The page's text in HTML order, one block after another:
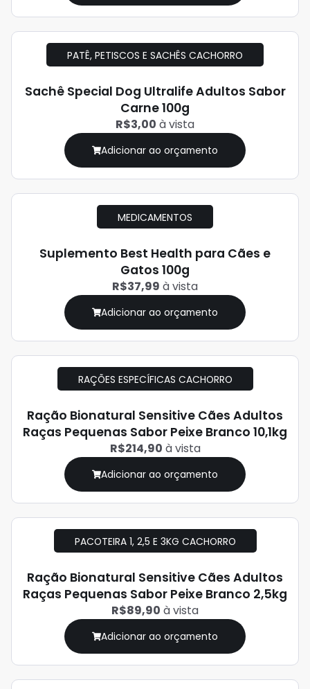
PATÊ, PETISCOS E SACHÊS CACHORRO
Sachê Special Dog Ultralife Adultos Sabor
Carne 100g
R$3,00 à vista
Adicionar ao orçamento
MEDICAMENTOS
Suplemento Best Health para Cães e
Gatos 100g
R$37,99 à vista
Adicionar ao orçamento
RAÇÕES ESPECÍFICAS CACHORRO
Ração Bionatural Sensitive Cães Adultos
Raças Pequenas Sabor Peixe Branco 10,1kg
R$214,90 à vista
Adicionar ao orçamento
PACOTEIRA 1, 2,5 E 3KG CACHORRO
Ração Bionatural Sensitive Cães Adultos
Raças Pequenas Sabor Peixe Branco 2,5kg
R$89,90 à vista
Adicionar ao orçamento